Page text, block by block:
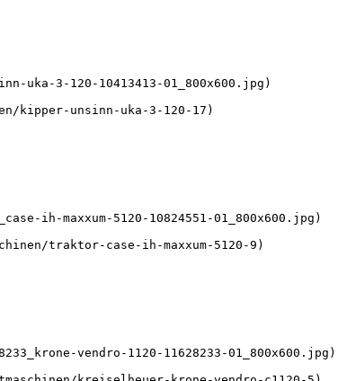
uka-3-120-10413413-01_800x600.jpg)
kipper-unsinn-uka-3-120-17)
ih-maxxum-5120-10824551-01_800x600.jpg)
traktor-case-ih-maxxum-5120-9)
vendro-1120-11628233-01_800x600.jpg)